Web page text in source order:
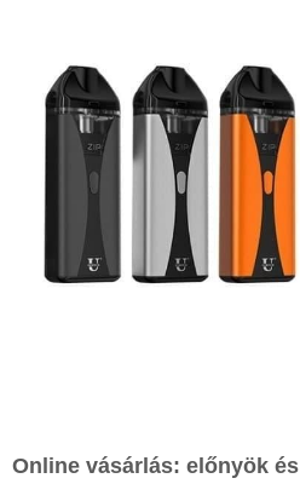
Online vásárlás: előnyök